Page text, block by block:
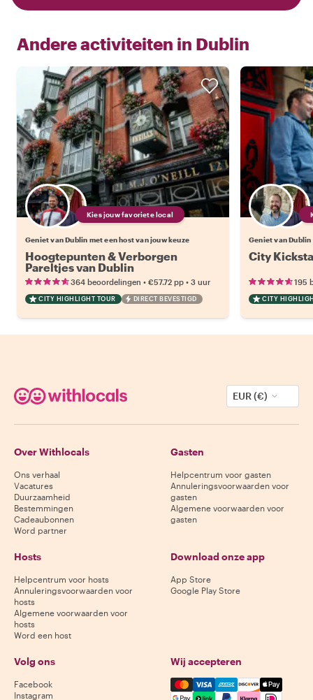
Andere activiteiten in Dublin
Kies jouw favoriete local
Geniet van Dublin met een host van jouw keuze
Hoogtepunten & Verborgen
Pareltjes van Dublin
364 beoordelingen • €57.72 pp • 3 uur
CITY HIGHLIGHT TOUR DIRECT BEVESTIGD
Geniet van Dublin
City
195
CITY
EUR (€)
Over Withlocals
Ons verhaal
Vacatures
Duurzaamheid
Bestemmingen
Cadeaubonnen
Word partner
Gasten
Helpcentrum voor gasten
Annuleringsvoorwaarden voor
gasten
Algemene voorwaarden voor
gasten
Hosts
Helpcentrum voor hosts
Annuleringsvoorwaarden voor
hosts
Algemene voorwaarden voor
hosts
Word een host
Download onze app
App Store
Google Play Store
Volg ons
Facebook
Instagram
Wij accepteren
Mastercard, Visa, Amex,